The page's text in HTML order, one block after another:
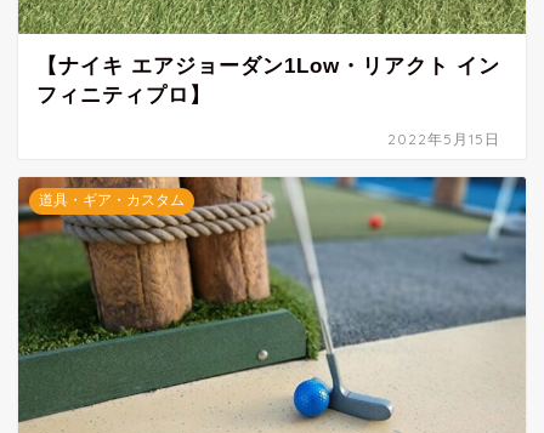
【ナイキ エアジョーダン1Low・リアクト イン
フィニティプロ】
2022年5月15日
道具・ギア・カスタム